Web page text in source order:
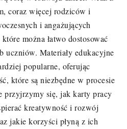
coraz więcej rodziców i
i angażujących
można łatwo dostosować
uczniów. Materiały edukacyjne
popularne, oferując
które są niezbędne w procesie
przyjrzymy się, jak karty pracy
kreatywność i rozwój
jakie korzyści płyną z ich